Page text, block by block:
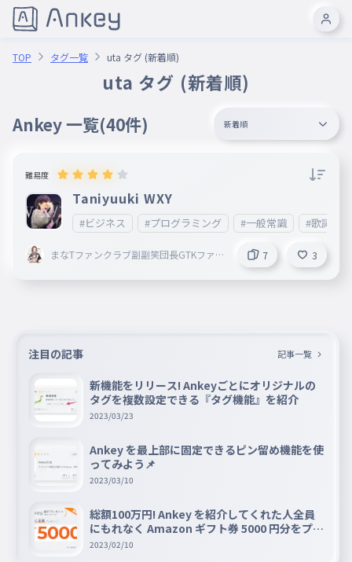
TOP タグ一覧 uta タグ (新着順)
uta タグ (新着順)
Ankey 一覧(40件) 新着順
難易度
Taniyuuki WXY
#ビジネス #プログラミング #一般常識 #歌詞
まなTファンクラブ副副笑団長GTKファン
7 3
注目の記事 記事一覧
新機能をリリース! Ankeyごとにオリジナルの
タグを複数設定できる『タグ機能』を紹介
2023/03/23
Ankey を最上部に固定できるピン留め機能を使
ってみよう📌
2023/03/10
総額100万円! Ankey を紹介してくれた人全員
にもれなく Amazon ギフト券 5000 円分をプレ
ゼントキャンペーン!!
2023/02/10